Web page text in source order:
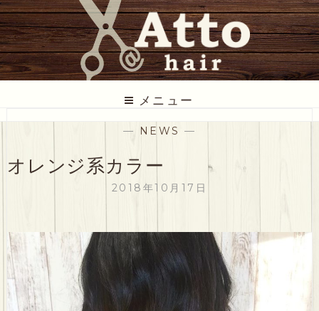
コ
ン
テ
ン
ツ
プ
メニュー
— NEWS —
オレンジ系カラー
2018年10月17日